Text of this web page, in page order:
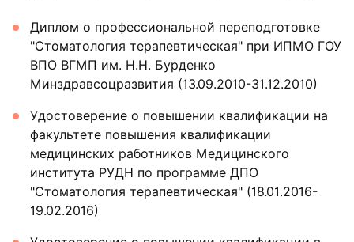
Диплом о профессиональной переподготовке
"Стоматология терапевтическая" при ИПМО ГОУ
ВПО ВГМП им. Н.Н. Бурденко
Минздравсоцразвития (13.09.2010-31.12.2010)
Удостоверение о повышении квалификации на
факультете повышения квалификации
медицинских работников Медицинского
института РУДН по программе ДПО
"Стоматология терапевтическая" (18.01.2016-
19.02.2016)